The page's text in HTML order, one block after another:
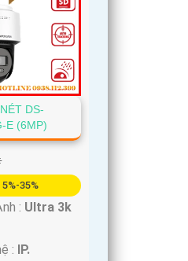
DS-
E (6MP)
35%
️
: Ultra 3k
: IP.